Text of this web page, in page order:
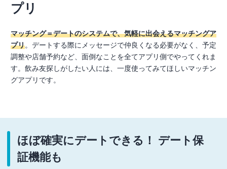
プリ
マッチング＝デートのシステムで、気軽に出会えるマッチングア
プリ。デートする際にメッセージで仲良くなる必要がなく、予定
調整や店舗予約など、面倒なことを全てアプリ側でやってくれま
す。飲み友探しがしたい人には、一度使ってみてほしいマッチン
グアプリです。
ほぼ確実にデートできる！ デート保
証機能も